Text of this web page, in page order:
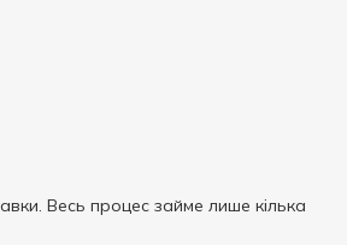
Весь процес займе лише кілька